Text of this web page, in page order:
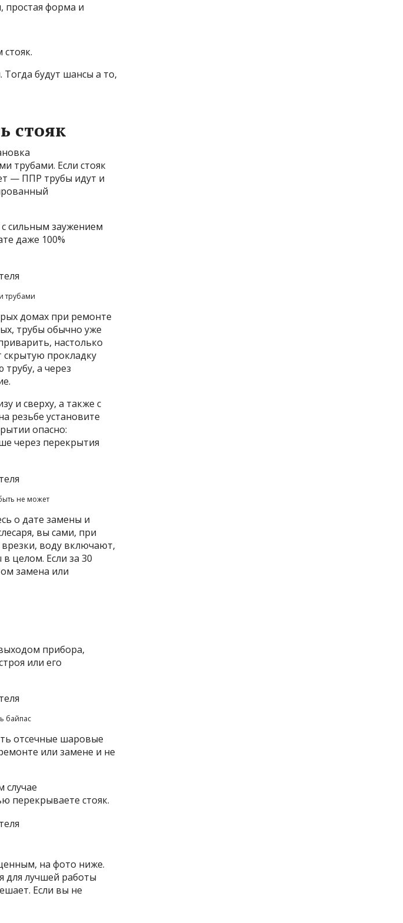
простая форма и
будут шансы а то,
стояк
трубами. Если стояк
— ППР трубы идут и
сильным заужением
даже 100%
трубами
домах при ремонте
трубы обычно уже
настолько
скрытую прокладку
а через
и сверху, а также с
резьбе установите
опасно:
через перекрытия
не может
о дате замены и
вы сами, при
воду включают,
целом. Если за 30
замена или
прибора,
или его
байпас
отсечные шаровые
или замене и не
случае
перекрываете стояк.
на фото ниже.
для лучшей работы
Если вы не